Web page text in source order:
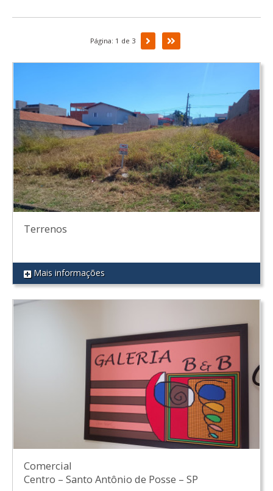
Página: 1 de 3 Próxima
REF 90
Terrenos
Mais informações
Comercial
Centro – Santo Antônio de Posse – SP